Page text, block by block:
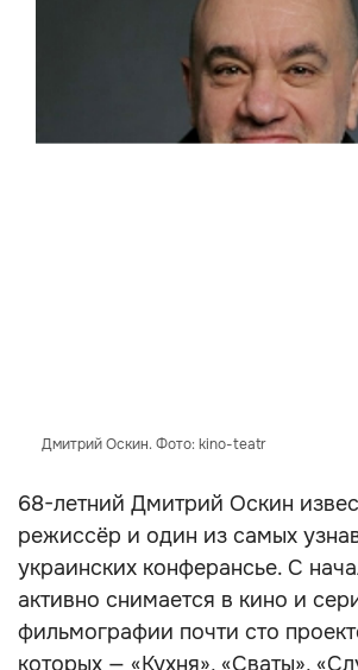
Дмитрий Оскин. Фото: kino-teatr
68-летний Дмитрий Оскин
режиссёр и один из самых
украинских конферансье. С
активно снимается в кино и
фильмографии почти сто
которых — «Кухня», «Сваты»,